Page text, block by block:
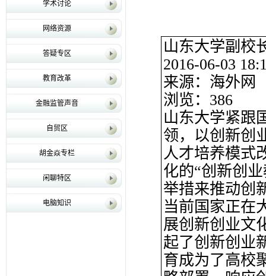
学术讨论
网络资源
答疑专区
教育改革
金融监管声音
自贸区
胡金焱专栏
闲聊特区
电脑知识
山东大学副校
2016-06-03
来源：海外网
浏览：386
山东大学紧跟
领，以创新创
人才培养模式
化的“创新创
举措来推动创
当前国家正在
展创新创业文
起了创新创业
育成为了高校